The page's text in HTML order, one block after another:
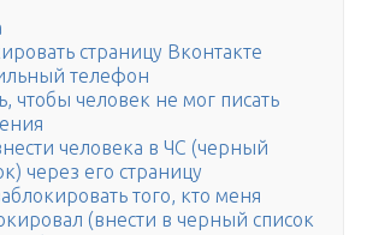
страницу Вконтакте
телефон
чтобы человек не мог писать
человека в ЧС (черный
через его страницу
того, кто меня
(внести в черный список